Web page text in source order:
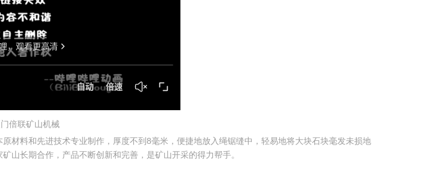
倍联矿山机械
材料和先进技术专业制作，厚度不到8毫米，便捷地放入绳锯缝中，轻易地将大块石块毫发未损地
山长期合作，产品不断创新和完善，是矿山开采的得力帮手。